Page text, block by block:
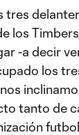
tres
los
-a decir
los
tanto de